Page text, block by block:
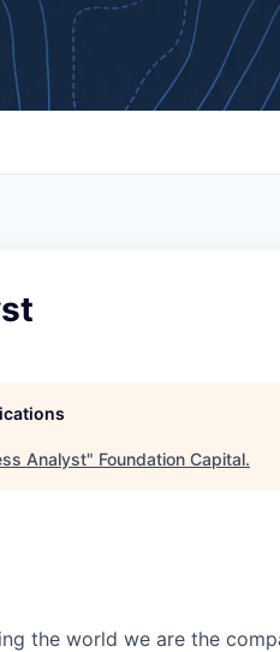
Analyst" Foundation Capital.
the world we are the